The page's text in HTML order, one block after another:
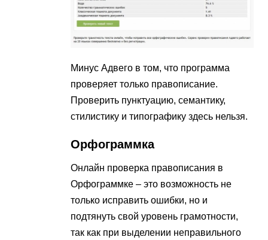
Минус Адвего в том, что программа
проверяет только правописание.
Проверить пунктуацию, семантику,
стилистику и типографику здесь нельзя.
Орфограммка
Онлайн проверка правописания в
Орфограммке – это возможность не
только исправить ошибки, но и
подтянуть свой уровень грамотности,
так как при выделении неправильного